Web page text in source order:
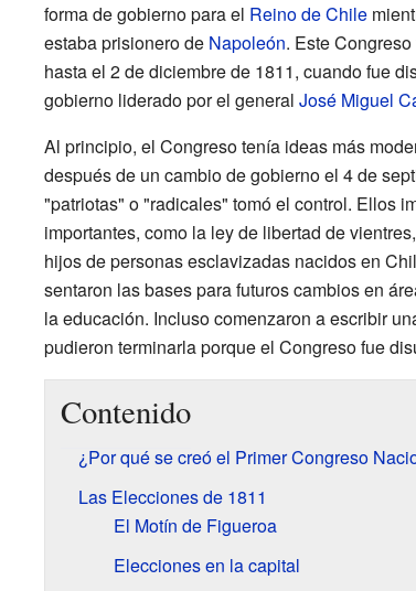
forma de gobierno para el Reino de Chile
estaba prisionero de Napoleón. Este
hasta el 2 de diciembre de 1811, cuando fue
gobierno liderado por el general José Miguel
Al principio, el Congreso tenía ideas más
después de un cambio de gobierno el 4 de
"patriotas" o "radicales" tomó el control. Ellos
importantes, como la ley de libertad de
hijos de personas esclavizadas nacidos en
sentaron las bases para futuros cambios en
la educación. Incluso comenzaron a escribir
pudieron terminarla porque el Congreso fue
Contenido
¿Por qué se creó el Primer Congreso
Las Elecciones de 1811
El Motín de Figueroa
Elecciones en la capital